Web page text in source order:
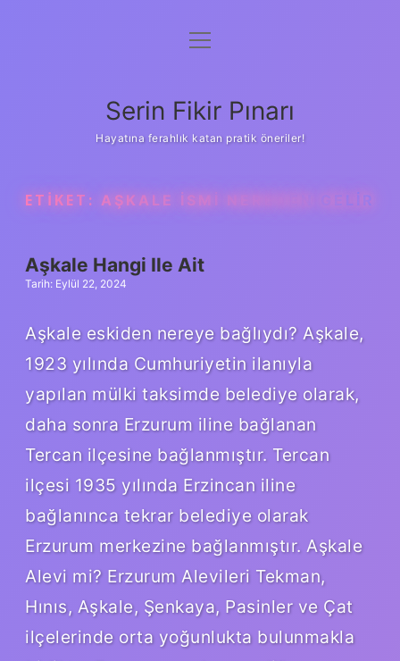
Gizlilik Politikası
Yasal Uyarı
menüyü
Serin Fikir Pınarı
Hayatına ferahlık katan pratik öneriler!
ETIKET: AŞKALE ISMI NEREDEN GELIR
Aşkale Hangi Ile Ait
Tarih: Eylül 22, 2024
Aşkale eskiden nereye bağlıydı? Aşkale,
1923 yılında Cumhuriyetin ilanıyla
yapılan mülki taksimde belediye olarak,
daha sonra Erzurum iline bağlanan
Tercan ilçesine bağlanmıştır. Tercan
ilçesi 1935 yılında Erzincan iline
bağlanınca tekrar belediye olarak
Erzurum merkezine bağlanmıştır. Aşkale
Alevi mi? Erzurum Alevileri Tekman,
Hınıs, Aşkale, Şenkaya, Pasinler ve Çat
ilçelerinde orta yoğunlukta bulunmakla